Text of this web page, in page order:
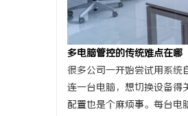
多电脑管控的传统难点在哪
很多公司一开始尝试用系统
连一台电脑，想切换设备得
配置也是个麻烦事。每台电
聚合支付代理平台的发展现